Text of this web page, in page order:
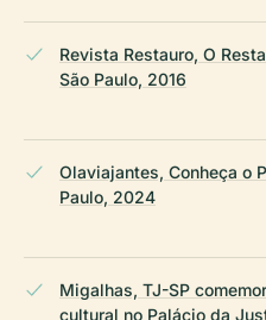
Revista Restauro, O
São Paulo, 2016
Olaviajantes, Conheça o
Paulo, 2024
Migalhas, TJ-SP
cultural no Palácio da